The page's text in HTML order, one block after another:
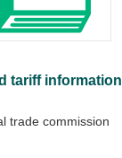
tariff information
trade commission